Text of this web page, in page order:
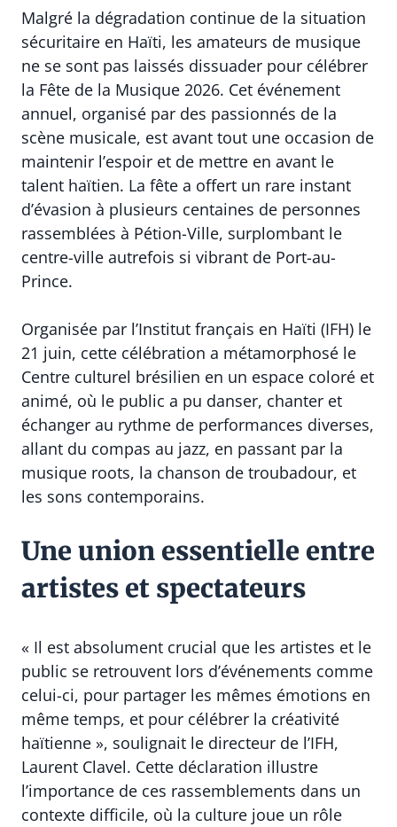
Malgré la dégradation continue de la situation
sécuritaire en Haïti, les amateurs de musique
ne se sont pas laissés dissuader pour célébrer
la Fête de la Musique 2026. Cet événement
annuel, organisé par des passionnés de la
scène musicale, est avant tout une occasion de
maintenir l’espoir et de mettre en avant le
talent haïtien. La fête a offert un rare instant
d’évasion à plusieurs centaines de personnes
rassemblées à Pétion-Ville, surplombant le
centre-ville autrefois si vibrant de Port-au-
Prince.
Organisée par l’Institut français en Haïti (IFH) le
21 juin, cette célébration a métamorphosé le
Centre culturel brésilien en un espace coloré et
animé, où le public a pu danser, chanter et
échanger au rythme de performances diverses,
allant du compas au jazz, en passant par la
musique roots, la chanson de troubadour, et
les sons contemporains.
Une union essentielle entre
artistes et spectateurs
« Il est absolument crucial que les artistes et le
public se retrouvent lors d’événements comme
celui-ci, pour partager les mêmes émotions en
même temps, et pour célébrer la créativité
haïtienne », soulignait le directeur de l’IFH,
Laurent Clavel. Cette déclaration illustre
l’importance de ces rassemblements dans un
contexte difficile, où la culture joue un rôle